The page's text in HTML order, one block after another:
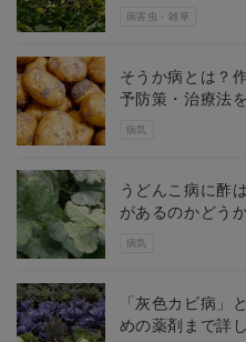
病害虫・雑草
病気
そうか病とは？
予防策・治療法
病気
うどんこ病に酢
があるのかどう
「灰色カビ病」
めの薬剤まで詳